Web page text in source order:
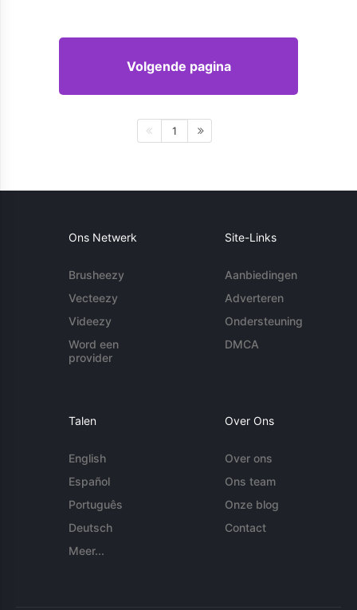
Volgende pagina
1
Ons Netwerk
Brusheezy
Vecteezy
Videezy
Word een
provider
Site-Links
Aanbiedingen
Adverteren
Ondersteuning
DMCA
Talen
English
Español
Português
Deutsch
Meer...
Over Ons
Over ons
Ons team
Onze blog
Contact